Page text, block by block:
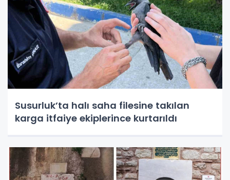
Susurluk’ta halı saha filesine takılan
karga itfaiye ekiplerince kurtarıldı